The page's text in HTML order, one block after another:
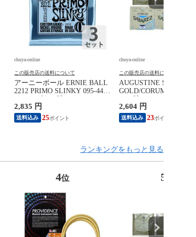
chuya-online
この販売店の送料について
アーニーボール ERNIE BALL
2212 PRIMO SLINKY 095-44
2,835 円
送料込み 25
chuya-online
この販売店の送料について
AUGUSTINE SAVAREZ
GOLD/CORUM クラシ
2,604 円
送料込み 23
ランキングをもっと見る
4位 5